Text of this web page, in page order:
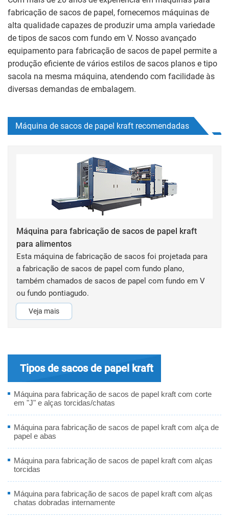
fabricação de sacos de papel, fornecemos máquinas de
alta qualidade capazes de produzir uma ampla variedade
de tipos de sacos com fundo em V. Nosso avançado
equipamento para fabricação de sacos de papel permite a
produção eficiente de vários estilos de sacos planos e tipo
sacola na mesma máquina, atendendo com facilidade às
diversas demandas de embalagem.
Máquina de sacos de papel kraft recomendadas
Máquina para fabricação de sacos de papel kraft
para alimentos
Esta máquina de fabricação de sacos foi projetada para
a fabricação de sacos de papel com fundo plano,
também chamados de sacos de papel com fundo em V
ou fundo pontiagudo.
Veja mais
Tipos de sacos de papel kraft
Máquina para fabricação de sacos de papel kraft com corte
em "J" e alças torcidas/chatas
Máquina para fabricação de sacos de papel kraft com alça de
papel e abas
Máquina para fabricação de sacos de papel kraft com alças
torcidas
Máquina para fabricação de sacos de papel kraft com alças
chatas dobradas internamente